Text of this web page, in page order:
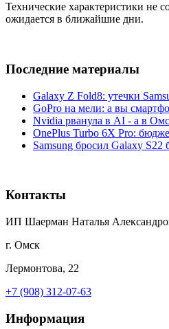
Технические характеристики не
ожидается в ближайшие дни.
Последние материалы
Galaxy Z Fold8: утечки
GoPro на мели: а вы
Nvidia рванула в AI - а в
OnePlus Turbo 6X Pro:
Samsung бросил Galaxy S22
Контакты
ИП Шаерман Наталья
г. Омск
Лермонтова, 22
+7 (908) 312-07-63
Информация